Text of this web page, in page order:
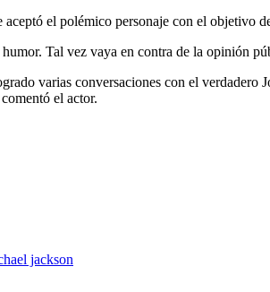
el polémico personaje con el objetivo
Tal vez vaya en contra de la opinión
varias conversaciones con el verdadero
el actor.
jackson